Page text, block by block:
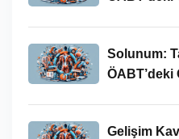
Solunum:
ÖABT’deki
Gelişim